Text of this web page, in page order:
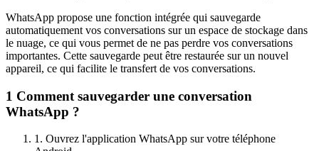
WhatsApp propose une fonction intégrée qui sauvegarde
automatiquement vos conversations sur un espace de stockage dans
le nuage, ce qui vous permet de ne pas perdre vos conversations
importantes. Cette sauvegarde peut être restaurée sur un nouvel
appareil, ce qui facilite le transfert de vos conversations.
1 Comment sauvegarder une conversation
WhatsApp ?
1. Ouvrez l'application WhatsApp sur votre téléphone